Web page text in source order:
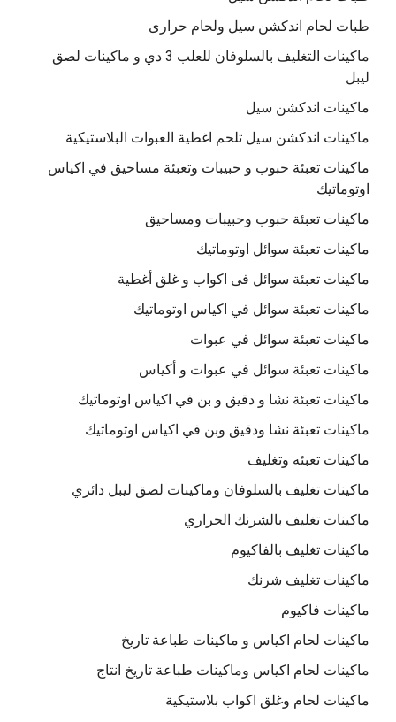
طبات لحام اندكشن سيل ولحام حرارى
ماكينات التغليف بالسلوفان للعلب 3 دي و ماكينات لصق
ليبل
ماكينات اندكشن سيل
ماكينات اندكشن سيل تلحم اغطية العبوات البلاستيكية
ماكينات تعبئة حبوب و حبيبات وتعبئة مساحيق في اكياس
اوتوماتيك
ماكينات تعبئة حبوب وحبيبات ومساحيق
ماكينات تعبئة سوائل اوتوماتيك
ماكينات تعبئة سوائل فى اكواب و غلق أغطية
ماكينات تعبئة سوائل في اكياس اوتوماتيك
ماكينات تعبئة سوائل في عبوات
ماكينات تعبئة سوائل في عبوات و أكياس
ماكينات تعبئة نشا و دقيق و بن في اكياس اوتوماتيك
ماكينات تعبئة نشا ودقيق وبن في اكياس اوتوماتيك
ماكينات تعبئه وتغليف
ماكينات تغليف بالسلوفان وماكينات لصق ليبل دائري
ماكينات تغليف بالشرنك الحراري
ماكينات تغليف بالفاكيوم
ماكينات تغليف شرنك
ماكينات فاكيوم
ماكينات لحام اكياس و ماكينات طباعة تاريخ
ماكينات لحام اكياس وماكينات طباعة تاريخ انتاج
ماكينات لحام وغلق اكواب بلاستيكية